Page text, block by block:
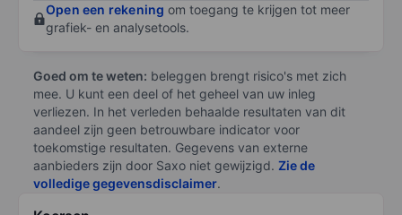
Open een rekening om toegang te krijgen tot meer
grafiek- en analysetools.
Goed om te weten: beleggen brengt risico's met zich
mee. U kunt een deel of het geheel van uw inleg
verliezen. In het verleden behaalde resultaten van dit
aandeel zijn geen betrouwbare indicator voor
toekomstige resultaten. Gegevens van externe
aanbieders zijn door Saxo niet gewijzigd. Zie de
volledige gegevensdisclaimer.